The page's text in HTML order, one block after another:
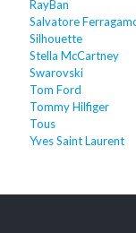
RayBan
Salvatore
Silhouette
Stella McCartney
Swarovski
Tom Ford
Tommy Hilfiger
Tous
Yves Saint Laurent